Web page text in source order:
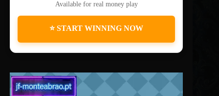
Available for real money play
⭐ START WINNING NOW